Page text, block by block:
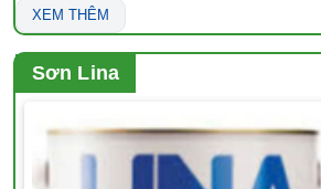
XEM THÊM
Sơn Lina